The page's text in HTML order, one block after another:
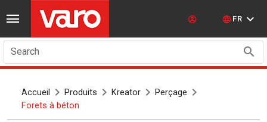
FR
Search
Accueil Produits Kreator
Perçage
Forets à béton